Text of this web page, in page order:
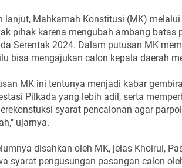
lanjut, Mahkamah Konstitusi (MK)
pihak karena mengubah ambang
Serentak 2024. Dalam putusan MK
bisa mengajukan calon kepala daerah
MK ini tentunya menjadi kabar
Pilkada yang lebih adil, serta
syarat pencalonan agar
ujarnya.
disahkan oleh MK, jelas Khoirul,
syarat pengusungan pasangan calon